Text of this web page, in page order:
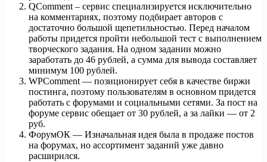
QComment – сервис специализируется исключительно
на комментариях, поэтому подбирает авторов с
достаточно большой щепетильностью. Перед началом
работы придется пройти небольшой тест с выполнением
творческого задания. На одном задании можно
заработать до 46 рублей, а сумма для вывода составляет
минимум 100 рублей.
WPComment — позиционирует себя в качестве биржи
постинга, поэтому пользователям в основном придется
работать с форумами и социальными сетями. За пост на
форуме сервис обещает от 30 рублей, а за лайки — от 2
руб.
ФорумОК — Изначальная идея была в продаже постов
на форумах, но ассортимент заданий уже давно
расширился.